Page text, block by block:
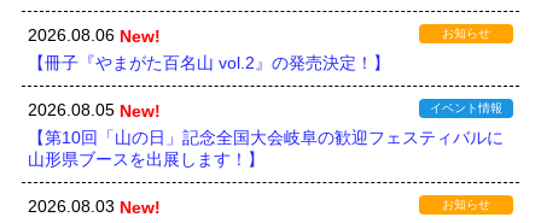
2026.08.06 New! お知らせ
【冊子『やまがた百名山 vol.2』の発売決定！】
2026.08.05 New! イベント情報
【第10回「山の日」記念全国大会岐阜の歓迎フェスティバルに
山形県ブースを出展します！】
2026.08.03 New! お知らせ